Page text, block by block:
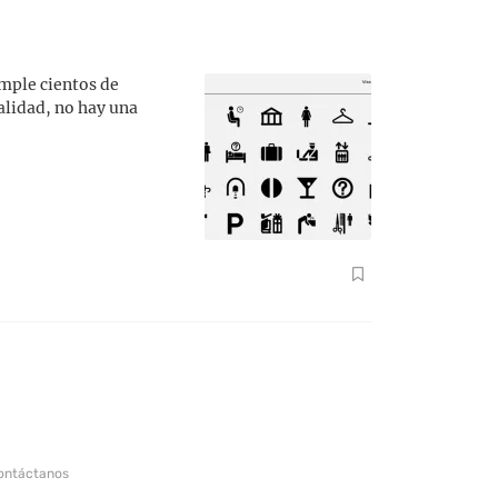
cientos de
no hay una